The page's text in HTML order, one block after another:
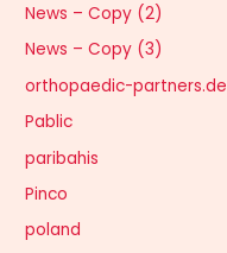
News – Copy (2)
News – Copy (3)
orthopaedic-partners.de
Pablic
paribahis
Pinco
poland